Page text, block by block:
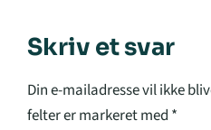
Skriv et svar
Din e-mailadresse vil ikke
felter er markeret med *